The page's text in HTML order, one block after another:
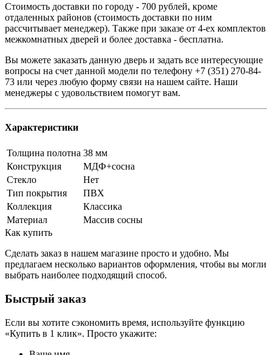
Стоимость доставки по городу - 700 рублей, кроме
отдаленных районов (стоимость доставки по ним
рассчитывает менеджер). Также при заказе от 4-ех комплектов
межкомнатных дверей и более доставка - бесплатна.
Вы можете заказать данную дверь и задать все интересующие
вопросы на счет данной модели по телефону +7 (351) 270-84-
73 или через любую форму связи на нашем сайте. Наши
менеджеры с удовольствием помогут вам.
Характеристики
Толщина полотна 38 мм
Конструкция
МДФ+сосна
Стекло
Нет
Тип покрытия
ПВХ
Коллекция
Классика
Материал
Массив сосны
Как купить
Сделать заказ в нашем магазине просто и удобно. Мы
предлагаем несколько вариантов оформления, чтобы вы могли
выбрать наиболее подходящий способ.
Быстрый заказ
Если вы хотите сэкономить время, используйте функцию
«Купить в 1 клик». Просто укажите: